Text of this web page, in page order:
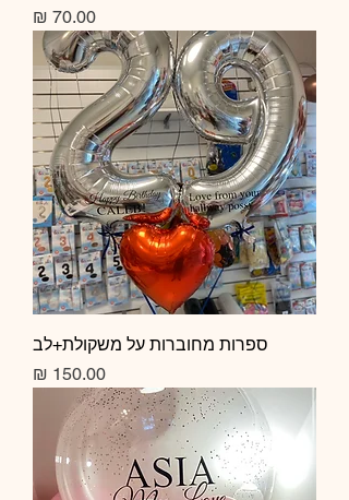
מחיר
ספרות מחוברות על משקולת+לב
מחיר